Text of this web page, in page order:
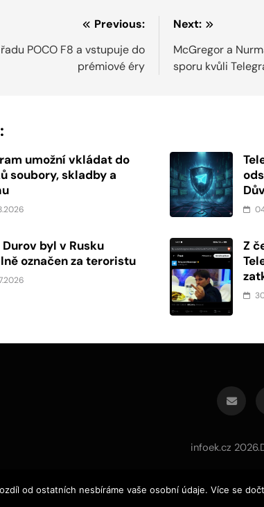
Previous:
POCO F8 a vstupuje do
prémiové éry
Next:
McGregor a
sporu kvůli
umožní vkládat do
soubory, skladby a
Durov byl v Rusku
označen za teroristu
Z
infoek.cz
od ostatních nesbíráme vaše osobní údaje. Více se